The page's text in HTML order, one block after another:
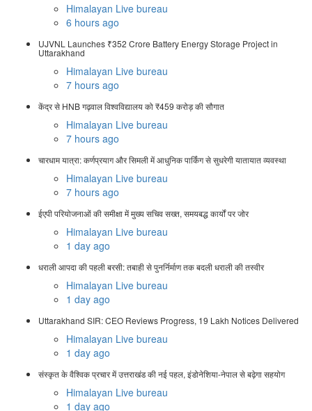
Himalayan Live bureau
6 hours ago
UJVNL Launches ₹352 Crore Battery Energy Storage Project in
Uttarakhand
Himalayan Live bureau
7 hours ago
केंद्र से HNB गढ़वाल विश्वविद्यालय को ₹459 करोड़ की सौगात
Himalayan Live bureau
7 hours ago
चारधाम यात्रा: कर्णप्रयाग और सिमली में आधुनिक पार्किंग से सुधरेगी यातायात व्यवस्था
Himalayan Live bureau
7 hours ago
ईएपी परियोजनाओं की समीक्षा में मुख्य सचिव सख्त, समयबद्ध कार्यों पर जोर
Himalayan Live bureau
1 day ago
धराली आपदा की पहली बरसी: तबाही से पुनर्निर्माण तक बदली धराली की तस्वीर
Himalayan Live bureau
1 day ago
Uttarakhand SIR: CEO Reviews Progress, 19 Lakh Notices Delivered
Himalayan Live bureau
1 day ago
संस्कृत के वैश्विक प्रचार में उत्तराखंड की नई पहल, इंडोनेशिया-नेपाल से बढ़ेगा सहयोग
Himalayan Live bureau
1 day ago